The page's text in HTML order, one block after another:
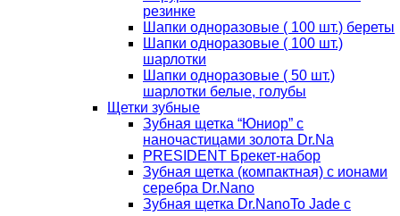
резинке
Шапки одноразовые ( 100 шт.) береты
Шапки одноразовые ( 100 шт.)
шарлотки
Шапки одноразовые ( 50 шт.)
шарлотки белые, голубы
Щетки зубные
Зубная щетка “Юниор” с
наночастицами золота Dr.Na
PRESIDENT Брекет-набор
Зубная щетка (компактная) с ионами
серебра Dr.Nano
Зубная щетка Dr.NanoTo Jade с